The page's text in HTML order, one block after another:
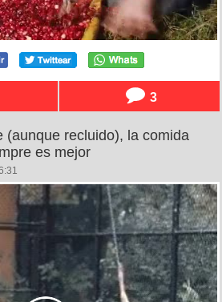
3
(aunque recluido), la comida
es mejor